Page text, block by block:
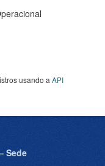
usando a API
Sede